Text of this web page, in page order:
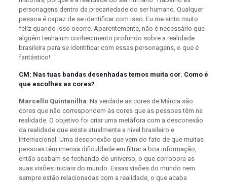
personagens dentro da precariedade do ser humano. Qualquer
pessoa é capaz de se identificar com isso. Eu me sinto muito
feliz quando isso ocorre. Aparentemente, não é necessário que
alguém tenha um conhecimento profundo sobre a realidade
brasileira para se identificar com essas personagens, o que é
fantástico!
CM: Nas tuas bandas desenhadas temos muita cor. Como é
que escolhes as cores?
Marcello Quintanilha: Na verdade as cores de Márcia são
cores que não correspondem às cores que as pessoas têm na
realidade. O objetivo foi criar uma metáfora com a desconexão
da realidade que existe atualmente a nível brasileiro e
internacional. Uma desconexão que vem do fato de que muitas
pessoas têm imensa dificuldade em filtrar a boa informação,
então acabam se fechando do universo, o que corrobora as
suas visões iniciais do mundo. Essas visões do mundo nem
sempre estão relacionadas com a realidade, o que acaba